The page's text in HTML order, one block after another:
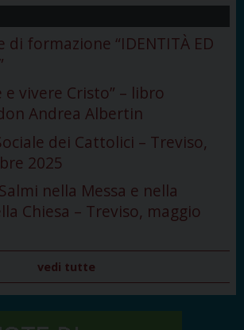
di formazione “IDENTITÀ ED
e vivere Cristo” – libro
Andrea Albertin
dei Cattolici – Treviso,
2025
nella Messa e nella
Chiesa – Treviso, maggio
vedi tutte